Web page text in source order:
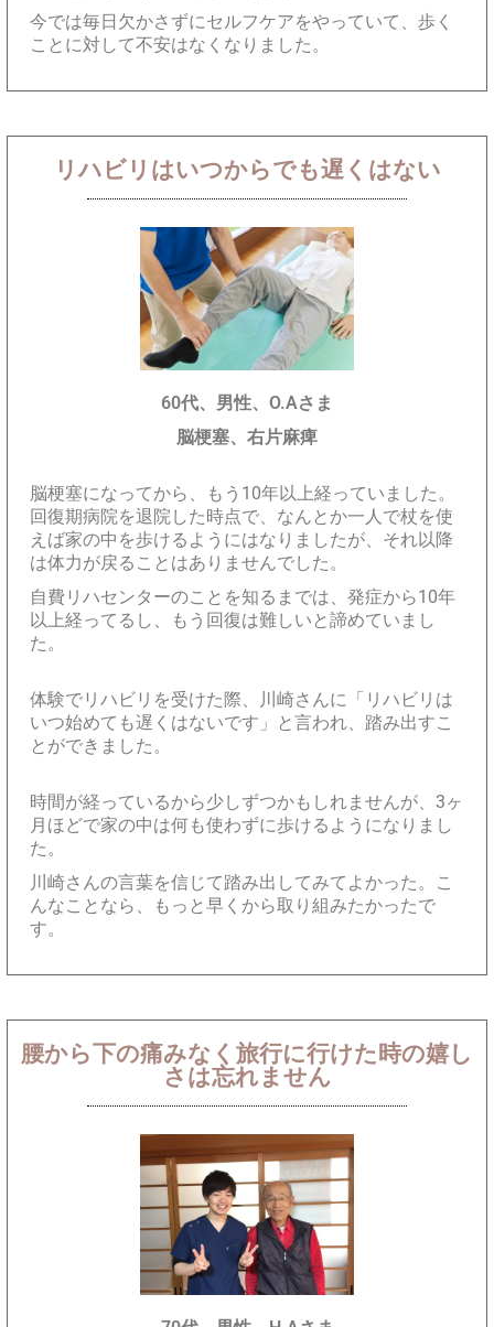
今では毎日欠かさずにセルフケアをやっていて、歩く
ことに対して不安はなくなりました。
リハビリはいつからでも遅くはない
60代、男性、O.Aさま
脳梗塞、右片麻痺
脳梗塞になってから、もう10年以上経っていました。
回復期病院を退院した時点で、なんとか一人で杖を使
えば家の中を歩けるようにはなりましたが、それ以降
は体力が戻ることはありませんでした。
自費リハセンターのことを知るまでは、発症から10年
以上経ってるし、もう回復は難しいと諦めていまし
た。
体験でリハビリを受けた際、川崎さんに「リハビリは
いつ始めても遅くはないです」と言われ、踏み出すこ
とができました。
時間が経っているから少しずつかもしれませんが、3ヶ
月ほどで家の中は何も使わずに歩けるようになりまし
た。
川崎さんの言葉を信じて踏み出してみてよかった。こ
んなことなら、もっと早くから取り組みたかったで
す。
腰から下の痛みなく旅行に行けた時の嬉し
さは忘れません